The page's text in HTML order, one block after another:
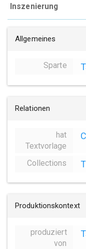
Inszenierung
Allgemeines
Sparte
Relationen
hat
Textvorlage
Collections
Produktionskontext
produziert
von